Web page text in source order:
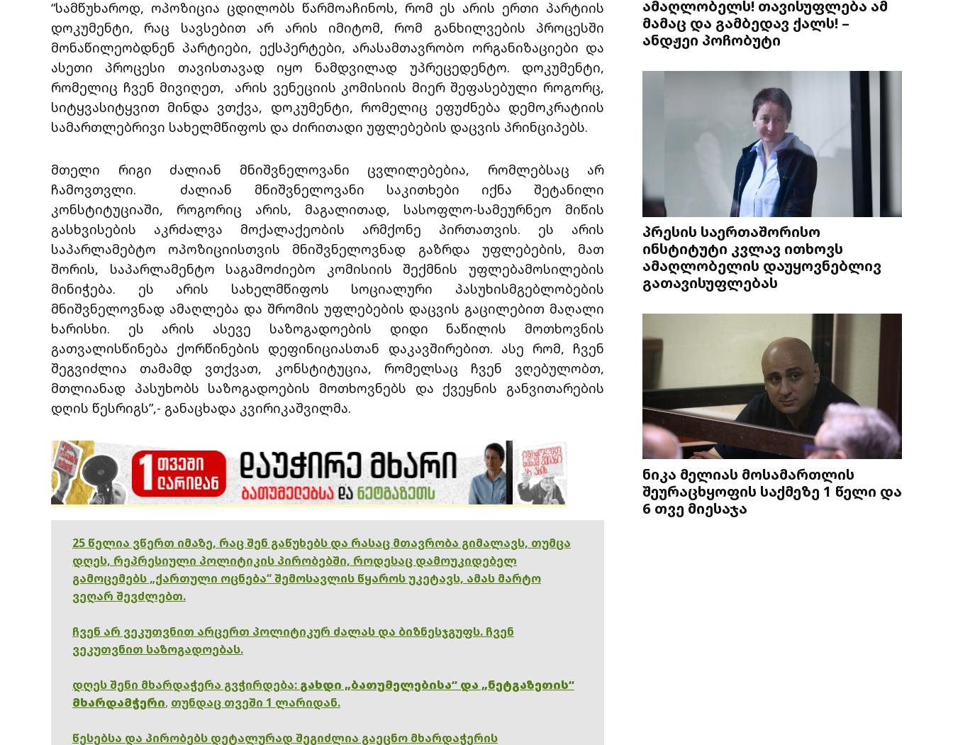
“სამწუხაროდ, ოპოზიცია ცდილობს წარმოაჩინოს, რომ ეს არის ერთი პარტიის
დოკუმენტი, რაც სავსებით არ არის იმიტომ, რომ განხილვების პროცესში
მონაწილეობდნენ პარტიები, ექსპერტები, არასამთავრობო ორგანიზაციები და
ასეთი პროცესი თავისთავად იყო ნამდვილად უპრეცედენტო. დოკუმენტი,
რომელიც ჩვენ მივიღეთ, არის ვენეციის კომისიის მიერ შეფასებული როგორც,
სიტყვასიტყვით მინდა ვთქვა, დოკუმენტი, რომელიც ეფუძნება დემოკრატიის
სამართლებრივი სახელმწიფოს და ძირითადი უფლებების დაცვის პრინციპებს.
მთელი რიგი ძალიან მნიშვნელოვანი ცვლილებებია, რომლებსაც არ
ჩამოვთვლი. ძალიან მნიშვნელოვანი საკითხები იქნა შეტანილი
კონსტიტუციაში, როგორიც არის, მაგალითად, სასოფლო-სამეურნეო მიწის
გასხვისების აკრძალვა მოქალაქეობის არმქონე პირთათვის. ეს არის
საპარლამებტო ოპოზიციისთვის მნიშვნელოვნად გაზრდა უფლებების, მათ
შორის, საპარლამენტო საგამოძიებო კომისიის შექმნის უფლებამოსილების
მინიჭება. ეს არის სახელმწიფოს სოციალური პასუხისმგებლობების
მნიშვნელოვნად ამაღლება და შრომის უფლებების დაცვის გაცილებით მაღალი
ხარისხი. ეს არის ასევე საზოგადოების დიდი ნაწილის მოთხოვნის
გათვალისწინება ქორწინების დეფინიციასთან დაკავშირებით. ასე რომ, ჩვენ
შეგვიძლია თამამდ ვთქვათ, კონსტიტუცია, რომელსაც ჩვენ ვღებულობთ,
მთლიანად პასუხობს საზოგადოების მოთხოვნებს და ქვეყნის განვითარების
დღის წესრიგს”,- განაცხადა კვირიკაშვილმა.
25 წელია ვწერთ იმაზე, რაც შენ გაწუხებს და რასაც მთავრობა გიმალავს, თუმცა
დღეს, რეპრესიული პოლიტიკის პირობებში, როდესაც დამოუკიდებელ
გამოცემებს „ქართული ოცნება“ შემოსავლის წყაროს უკეტავს, ამას მარტო
ვეღარ შევძლებთ.
ჩვენ არ ვეკუთვნით არცერთ პოლიტიკურ ძალას და ბიზნესჯგუფს. ჩვენ
ვეკუთვნით საზოგადოებას.
დღეს შენი მხარდაჭერა გვჭირდება: გახდი „ბათუმელებისა“ და „ნეტგაზეთის“
მხარდამჭერი, თუნდაც თვეში 1 ლარიდან.
წესებსა და პირობებს დეტალურად შეგიძლია გაეცნო მხარდაჭერის
ამაღლობელს! თავისუფლება ამ
მამაც და გამბედავ ქალს! –
ანდჟეი პოჩობუტი
პრესის საერთაშორისო
ინსტიტუტი კვლავ ითხოვს
ამაღლობელის დაუყოვნებლივ
გათავისუფლებას
ნიკა მელიას მოსამართლის
შეურაცხყოფის საქმეზე 1 წელი და
6 თვე მიესაჯა